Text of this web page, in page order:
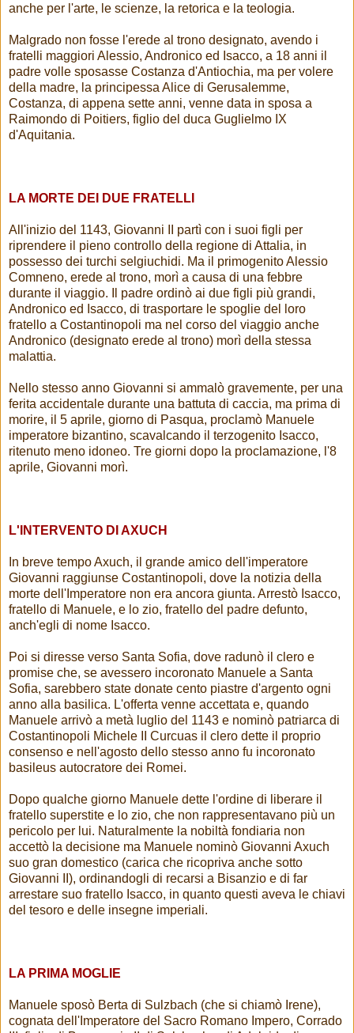
anche per l'arte, le scienze, la retorica e la teologia.
Malgrado non fosse l'erede al trono designato, avendo i
fratelli maggiori Alessio, Andronico ed Isacco, a 18 anni il
padre volle sposasse Costanza d'Antiochia, ma per volere
della madre, la principessa Alice di Gerusalemme,
Costanza, di appena sette anni, venne data in sposa a
Raimondo di Poitiers, figlio del duca Guglielmo IX
d'Aquitania.
LA MORTE DEI DUE FRATELLI
All'inizio del 1143, Giovanni II partì con i suoi figli per
riprendere il pieno controllo della regione di Attalia, in
possesso dei turchi selgiuchidi. Ma il primogenito Alessio
Comneno, erede al trono, morì a causa di una febbre
durante il viaggio. Il padre ordinò ai due figli più grandi,
Andronico ed Isacco, di trasportare le spoglie del loro
fratello a Costantinopoli ma nel corso del viaggio anche
Andronico (designato erede al trono) morì della stessa
malattia.
Nello stesso anno Giovanni si ammalò gravemente, per una
ferita accidentale durante una battuta di caccia, ma prima di
morire, il 5 aprile, giorno di Pasqua, proclamò Manuele
imperatore bizantino, scavalcando il terzogenito Isacco,
ritenuto meno idoneo. Tre giorni dopo la proclamazione, l'8
aprile, Giovanni morì.
L'INTERVENTO DI AXUCH
In breve tempo Axuch, il grande amico dell'imperatore
Giovanni raggiunse Costantinopoli, dove la notizia della
morte dell'Imperatore non era ancora giunta. Arrestò Isacco,
fratello di Manuele, e lo zio, fratello del padre defunto,
anch'egli di nome Isacco.
Poi si diresse verso Santa Sofia, dove radunò il clero e
promise che, se avessero incoronato Manuele a Santa
Sofia, sarebbero state donate cento piastre d'argento ogni
anno alla basilica. L'offerta venne accettata e, quando
Manuele arrivò a metà luglio del 1143 e nominò patriarca di
Costantinopoli Michele II Curcuas il clero dette il proprio
consenso e nell'agosto dello stesso anno fu incoronato
basileus autocratore dei Romei.
Dopo qualche giorno Manuele dette l'ordine di liberare il
fratello superstite e lo zio, che non rappresentavano più un
pericolo per lui. Naturalmente la nobiltà fondiaria non
accettò la decisione ma Manuele nominò Giovanni Axuch
suo gran domestico (carica che ricopriva anche sotto
Giovanni II), ordinandogli di recarsi a Bisanzio e di far
arrestare suo fratello Isacco, in quanto questi aveva le chiavi
del tesoro e delle insegne imperiali.
LA PRIMA MOGLIE
Manuele sposò Berta di Sulzbach (che si chiamò Irene),
cognata dell'Imperatore del Sacro Romano Impero, Corrado